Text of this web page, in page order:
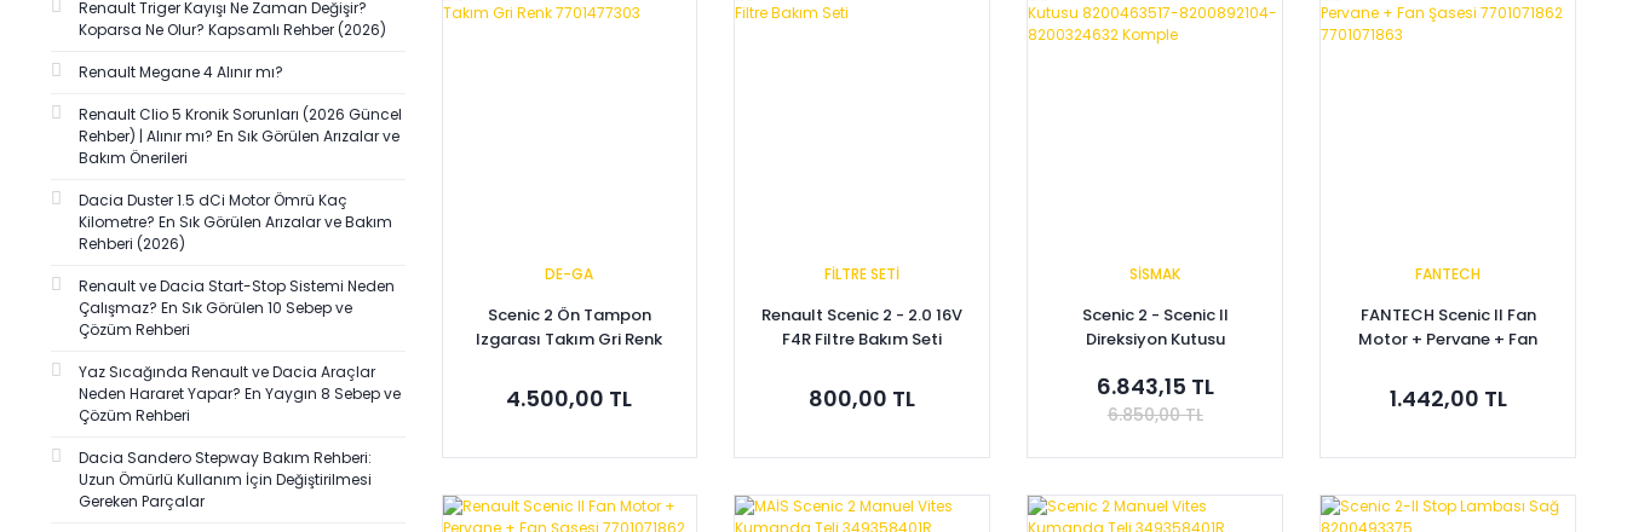
GVA (2)
SAGEMFRANS (2)
SPJ (2)
AUTOPART (1)
BOSCH (1)
DE-GA (1)
FANTECH (1)
FİLTRE SETİ (1)
FUJİ-GRAT (1)
GUA (1)
HATTAT (1)
Renault Triger Kayışı Ne Zaman Değişir?
Koparsa Ne Olur? Kapsamlı Rehber (2026)
Renault Megane 4 Alınır mı?
Renault Clio 5 Kronik Sorunları (2026 Güncel
Rehber) | Alınır mı? En Sık Görülen Arızalar ve
Bakım Önerileri
Dacia Duster 1.5 dCi Motor Ömrü Kaç
Kilometre? En Sık Görülen Arızalar ve Bakım
Rehberi (2026)
Renault ve Dacia Start-Stop Sistemi Neden
Çalışmaz? En Sık Görülen 10 Sebep ve
Çözüm Rehberi
Yaz Sıcağında Renault ve Dacia Araçlar
Neden Hararet Yapar? En Yaygın 8 Sebep ve
Çözüm Rehberi
Dacia Sandero Stepway Bakım Rehberi:
Uzun Ömürlü Kullanım İçin Değiştirilmesi
Gereken Parçalar
DE-GA
Scenic 2 Ön Tampon
Izgarası Takım Gri Renk
4.500,00 TL
Sepete Ekle
FİLTRE SETİ
Renault Scenic 2 - 2.0 16V
F4R Filtre Bakım Seti
800,00 TL
Sepete Ekle
SİSMAK
Scenic 2 - Scenic II
Direksiyon Kutusu
8200324632 Komple
6.843,15 TL
6.850,00 TL
Sepete Ekle
FANTECH
FANTECH Scenic II Fan
Motor + Pervane + Fan
7701071863
1.442,00 TL
Sepete Ekle